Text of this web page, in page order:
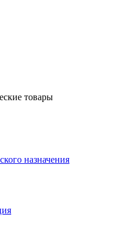
товары
назначения